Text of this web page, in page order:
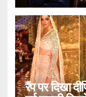
रैंप पर दिखा